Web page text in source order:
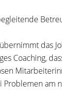
das
Coaching,
Problemen am